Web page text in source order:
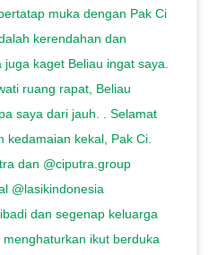
muka dengan Pak Ci
kerendahan dan
kaget Beliau ingat saya.
ruang rapat, Beliau
saya dari jauh. . Selamat
kekal, Pak Ci.
dan @ciputra.group
@lasikindonesia
dan segenap keluarga
ikut berduka